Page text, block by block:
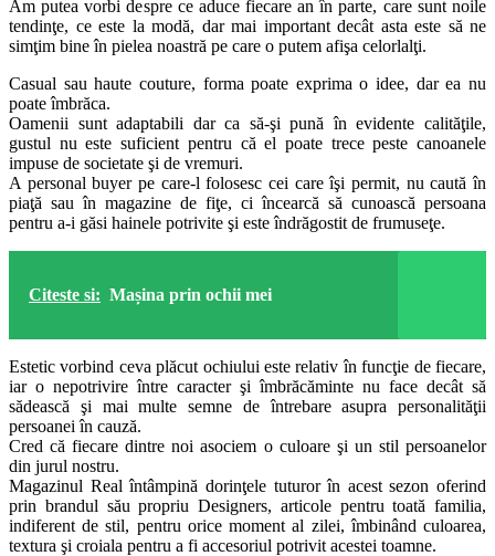
Am putea vorbi despre ce aduce fiecare an în parte, care sunt noile
tendinţe, ce este la modă, dar mai important decât asta este să ne
simţim bine în pielea noastră pe care o putem afişa celorlalţi.
Casual sau haute couture, forma poate exprima o idee, dar ea nu
poate îmbrăca.
Oamenii sunt adaptabili dar ca să-şi pună în evidente calităţile,
gustul nu este suficient pentru că el poate trece peste canoanele
impuse de societate şi de vremuri.
A personal buyer pe care-l folosesc cei care îşi permit, nu caută în
piaţă sau în magazine de fiţe, ci încearcă să cunoască persoana
pentru a-i găsi hainele potrivite şi este îndrăgostit de frumuseţe.
Citeste si: Mașina prin ochii mei
Estetic vorbind ceva plăcut ochiului este relativ în funcţie de fiecare,
iar o nepotrivire între caracter şi îmbrăcăminte nu face decât să
sădească şi mai multe semne de întrebare asupra personalităţii
persoanei în cauză.
Cred că fiecare dintre noi asociem o culoare şi un stil persoanelor
din jurul nostru.
Magazinul Real întâmpină dorinţele tuturor în acest sezon oferind
prin brandul său propriu Designers, articole pentru toată familia,
indiferent de stil, pentru orice moment al zilei, îmbinând culoarea,
textura şi croiala pentru a fi accesoriul potrivit acestei toamne.